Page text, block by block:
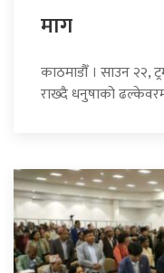
माग
काठमाडौँ । साउन २२,
राख्दै धनुषाको